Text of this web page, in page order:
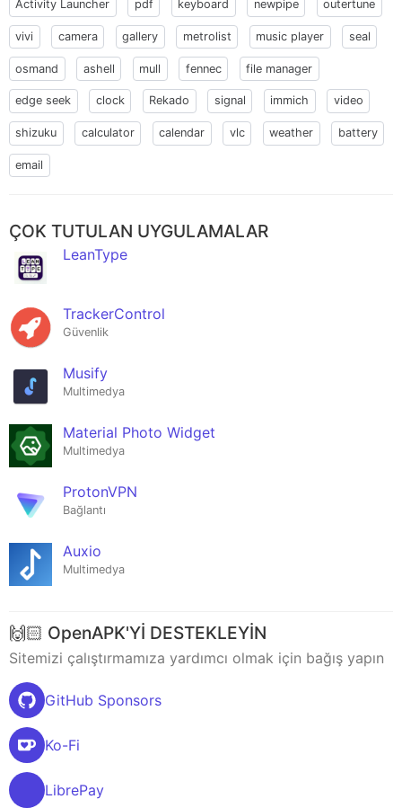
Activity Launcher pdf keyboard newpipe outertune
vivi camera gallery metrolist music player seal
osmand ashell mull fennec file manager
edge seek clock Rekado signal immich video
shizuku calculator calendar vlc weather battery
email
ÇOK TUTULAN UYGULAMALAR
LeanType
TrackerControl
Güvenlik
Musify
Multimedya
Material Photo Widget
Multimedya
ProtonVPN
Bağlantı
Auxio
Multimedya
🙌🏻 OpenAPK'Yİ DESTEKLEYİN
Sitemizi çalıştırmamıza yardımcı olmak için bağış yapın
GitHub Sponsors
Ko-Fi
LibrePay